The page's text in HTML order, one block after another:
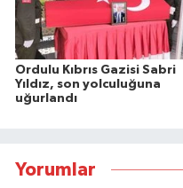
Ordulu Kıbrıs Gazisi Sabri
Yıldız, son yolculuğuna
uğurlandı
Yorumlar